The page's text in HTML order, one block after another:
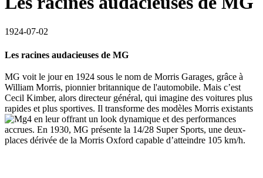
1924-07-02
Les racines audacieuses de MG
MG voit le jour en 1924 sous le nom de Morris Garages, grâce à
William Morris, pionnier britannique de l'automobile. Mais c’est
Cecil Kimber, alors directeur général, qui imagine des voitures plus
rapides et plus sportives. Il transforme des modèles Morris existants
en leur offrant un look dynamique et des performances
accrues. En 1930, MG présente la 14/28 Super Sports, une deux-
places dérivée de la Morris Oxford capable d’atteindre 105 km/h.